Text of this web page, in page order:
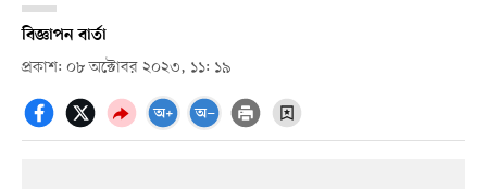
বিজ্ঞাপন বার্তা
প্রকাশ: ০৮ অক্টোবর ২০২৩, ১১: ১৯